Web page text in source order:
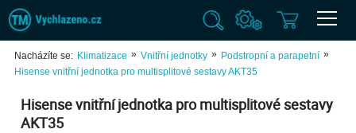
Nacházíte se: Klimatizace » Vnitřní jednotky » Podstropní a parapetní »
Hisense vnitřní jednotka pro multisplitové sestavy AKT35
Hisense vnitřní jednotka pro multisplitové sestavy
AKT35